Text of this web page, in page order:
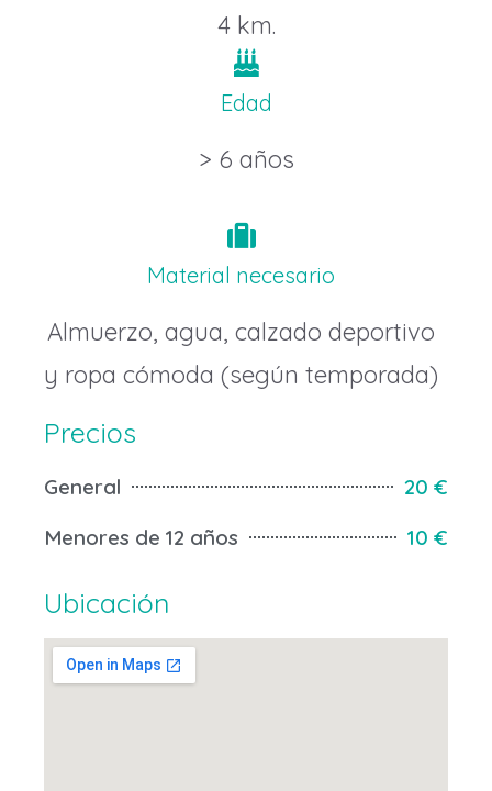
4 km.
Edad
> 6 años
Material necesario
Almuerzo, agua, calzado deportivo
y ropa cómoda (según temporada)
Precios
General
20 €
Menores de 12 años
10 €
Ubicación